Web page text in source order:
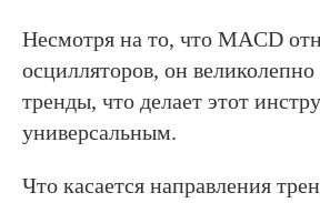
Несмотря на то, что MACD
осцилляторов, он великолепно
тренды, что делает этот
универсальным.
Что касается направления